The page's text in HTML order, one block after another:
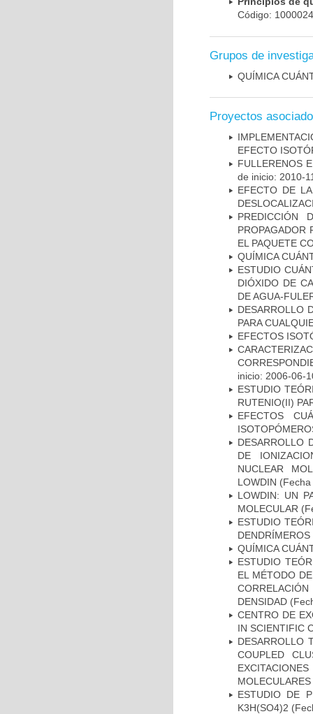
Código:
Grupos de
QUÍMICA
Proyectos
EFECTO
FULLERENOS
de inicio: 2010-
EFECTO DE
PREDICCIÓN
PROPAGADOR
EL PAQUETE
QUÍMICA
ESTUDIO
DIÓXIDO DE
DE AGUA-
DESARROLLO
PARA
EFECTOS
inicio: 2006-06-
ESTUDIO
RUTENIO(II)
EFECTOS
DESARROLLO
DE
NUCLEAR
LOWDIN
LOWDIN: UN
MOLECULAR
ESTUDIO
QUÍMICA
ESTUDIO
EL MÉTODO
DENSIDAD
CENTRO DE
IN SCIENTIFIC
DESARROLLO
COUPLED
ESTUDIO DE
K3H(SO4)2